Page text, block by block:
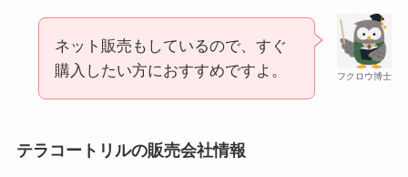
フクロウ博士
ネット販売もしているので、すぐ
購入したい方におすすめですよ。
テラコートリルの販売会社情報